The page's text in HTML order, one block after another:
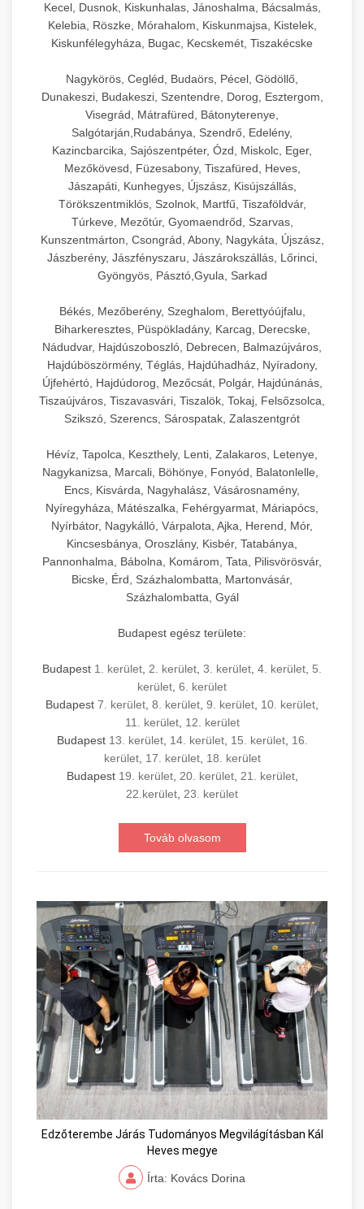
Kecel, Dusnok, Kiskunhalas, Jánoshalma, Bácsalmás,
Kelebia, Röszke, Mórahalom, Kiskunmajsa, Kistelek,
Kiskunfélegyháza, Bugac, Kecskemét, Tiszakécske
Nagykörös, Cegléd, Budaörs, Pécel, Gödöllő,
Dunakeszi, Budakeszi, Szentendre, Dorog, Esztergom,
Visegrád, Mátrafüred, Bátonyterenye,
Salgótarján,Rudabánya, Szendrő, Edelény,
Kazincbarcika, Sajószentpéter, Ózd, Miskolc, Eger,
Mezőkövesd, Füzesabony, Tiszafüred, Heves,
Jászapáti, Kunhegyes, Újszász, Kisújszállás,
Törökszentmiklós, Szolnok, Martfű, Tiszaföldvár,
Túrkeve, Mezőtúr, Gyomaendrőd, Szarvas,
Kunszentmárton, Csongrád, Abony, Nagykáta, Újszász,
Jászberény, Jászfényszaru, Jászárokszállás, Lőrinci,
Gyöngyös, Pásztó,Gyula, Sarkad
Békés, Mezőberény, Szeghalom, Berettyóújfalu,
Biharkeresztes, Püspökladány, Karcag, Derecske,
Nádudvar, Hajdúszoboszló, Debrecen, Balmazújváros,
Hajdúböszörmény, Téglás, Hajdúhadház, Nyíradony,
Újfehértó, Hajdúdorog, Mezőcsát, Polgár, Hajdúnánás,
Tiszaújváros, Tiszavasvári, Tiszalök, Tokaj, Felsőzsolca,
Szikszó, Szerencs, Sárospatak, Zalaszentgrót
Hévíz, Tapolca, Keszthely, Lenti, Zalakaros, Letenye,
Nagykanizsa, Marcali, Böhönye, Fonyód, Balatonlelle,
Encs, Kisvárda, Nagyhalász, Vásárosnamény,
Nyíregyháza, Mátészalka, Fehérgyarmat, Máriapócs,
Nyírbátor, Nagykálló, Várpalota, Ajka, Herend, Mór,
Kincsesbánya, Oroszlány, Kisbér, Tatabánya,
Pannonhalma, Bábolna, Komárom, Tata, Pilisvörösvár,
Bicske, Érd, Százhalombatta, Martonvásár,
Százhalombatta, Gyál
Budapest egész területe:
Budapest 1. kerület, 2. kerület, 3. kerület, 4. kerület, 5.
kerület, 6. kerület
Budapest 7. kerület, 8. kerület, 9. kerület, 10. kerület,
11. kerület, 12. kerület
Budapest 13. kerület, 14. kerület, 15. kerület, 16.
kerület, 17. kerület, 18. kerület
Budapest 19. kerület, 20. kerület, 21. kerület,
22.kerület, 23. kerület
Továb olvasom
Edzőterembe Járás Tudományos Megvilágításban Kál
Heves megye
Írta: Kovács Dorina